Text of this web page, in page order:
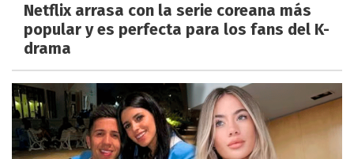
Netflix arrasa con la serie coreana más
popular y es perfecta para los fans del K-
drama